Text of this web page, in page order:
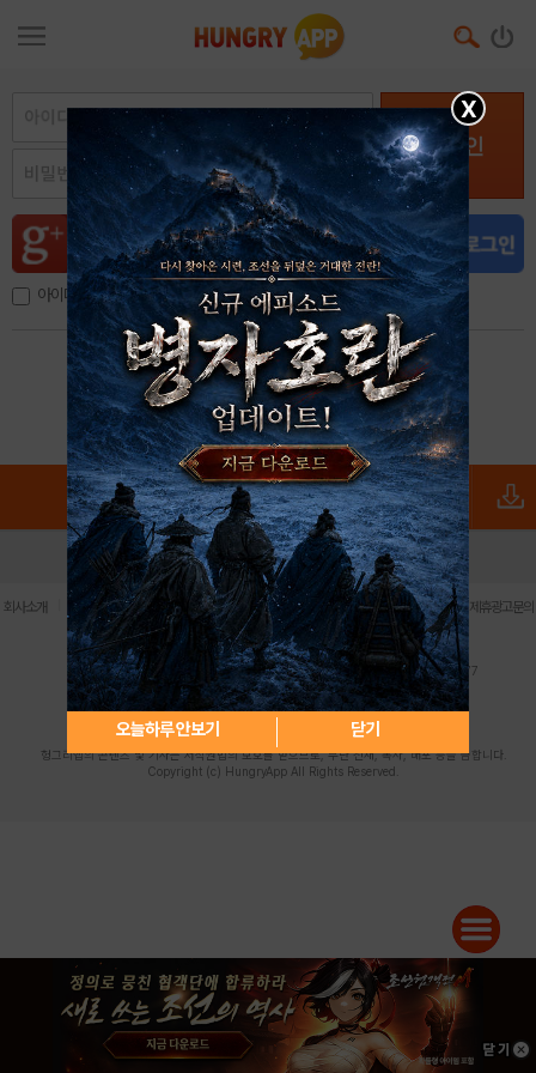
로그인
아이디, 이메일 저장
아이디 / 비밀번호 찾기 회원가입
X
오늘하루 안보기 닫기
로그인 PC버전 전체앱
회사소개 이용약관 | 개인정보 처리방침 | 청소년 보호정책 | 불법촬영물 신고센터 | 제휴광고문의
사업자등록번호:119-86-61101 (주)스마트나우 대표이사:송현두
주소: 서울시 금천구 가산디지털1로 171 연락처:063-284-8635 팩스:02-6265-0377
청소년보호책임자:김동욱desk@hungryapp.co.kr
등록번호:서울아02322 | 등록일자:2016년4월25일
발행인:(주)스마트나우 송현두 | 편집인:김동욱
헝그리앱의 콘텐츠 및 기사는 저작권법의 보호를 받으므로, 무단 전재, 복사, 배포 등을 금합니다.
Copyright (c) HungryApp All Rights Reserved.